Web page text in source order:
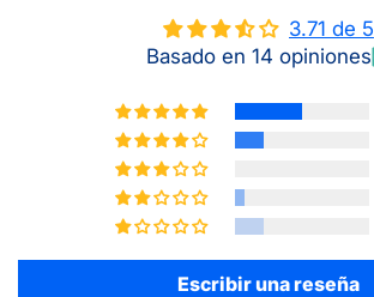
3.71 de 5
Basado en 14 opiniones
Escribir una reseña